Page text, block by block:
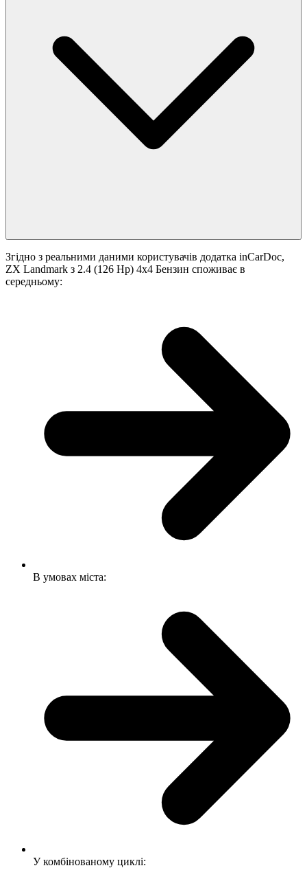
Згідно з реальними даними користувачів додатка inCarDoc,
ZX Landmark з 2.4 (126 Hp) 4x4 Бензин споживає в
середньому:
В умовах міста:
У комбінованому циклі: